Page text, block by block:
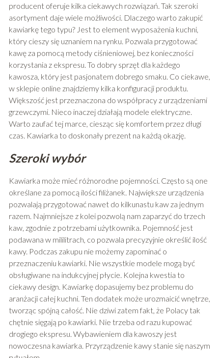
producent oferuje kilka ciekawych rozwiązań. Tak szeroki
asortyment daje wiele możliwości. Dlaczego warto zakupić
kawiarkę tego typu? Jest to element wyposażenia kuchni,
który cieszy się uznaniem na rynku. Pozwala przygotować
kawę za pomocą metody ciśnieniowej, bez konieczności
korzystania z ekspresu. To dobry sprzęt dla każdego
kawosza, który jest pasjonatem dobrego smaku. Co ciekawe,
w sklepie online znajdziemy kilka konfiguracji produktu.
Większość jest przeznaczona do współpracy z urządzeniami
grzewczymi. Nieco inaczej działają modele elektryczne.
Warto zaufać tej marce, ciesząc się komfortem przez długi
czas. Kawiarka to doskonały prezent na każdą okazję.
Szeroki wybór
Kawiarka może mieć różnorodne pojemności. Często są one
określane za pomocą ilości filiżanek. Największe urządzenia
pozwalają przygotować nawet do kilkunastu kaw za jednym
razem. Najmniejsze z kolei pozwolą nam zaparzyć do trzech
kaw, zgodnie z potrzebami użytkownika. Pojemność jest
podawana w mililitrach, co pozwala precyzyjnie określić ilość
kawy. Podczas zakupu nie możemy zapominać o
przeznaczeniu kawiarki. Nie wszystkie modele mogą być
obsługiwane na indukcyjnej płycie. Kolejna kwestia to
ciekawy design. Kawiarkę dopasujemy bez problemu do
aranżacji całej kuchni. Ten dodatek może urozmaicić wnętrze,
tworząc spójną całość. Nie dziwi zatem fakt, że Polacy tak
chętnie sięgają po kawiarki. Nie trzeba od razu kupować
drogiego ekspresu. Wybawieniem dla kawoszy jest
nowoczesna kawiarka. Przyrządzenie kawy stanie się naszym